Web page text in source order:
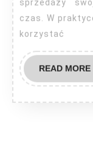
sprzedaży
czas. W
korzystać
READ MORE